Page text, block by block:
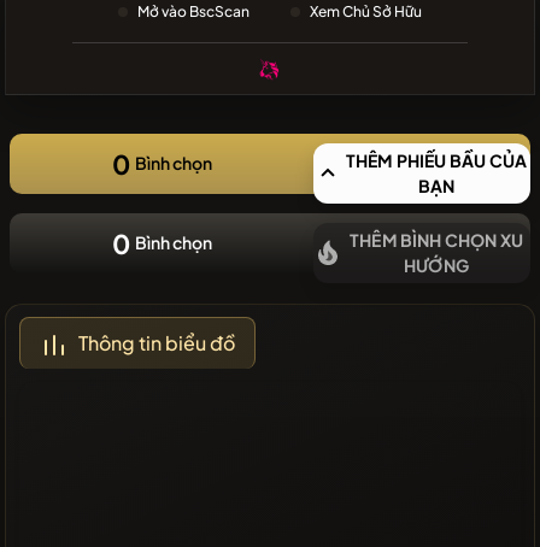
❌Không có
đồng tiền
Mở vào BscScan Xem Chủ Sở Hữu
0 Bình chọn
THÊM PHIẾU BẦU CỦA
BẠN
0 Bình chọn
THÊM BÌNH CHỌN XU
HƯỚNG
Thông tin biểu đồ